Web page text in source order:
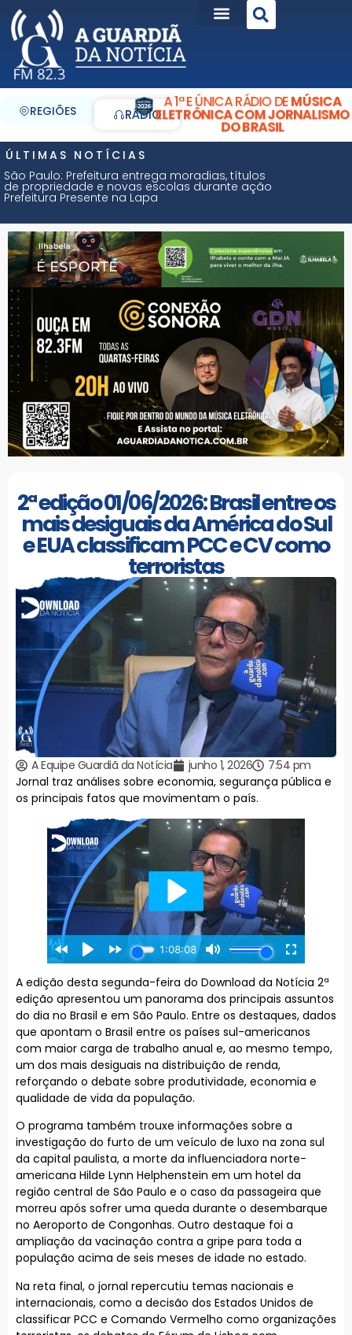
REGIÕES RÁDIO
A 1ª E ÚNICA RÁDIO DEMÚSICA
ELETRÔNICA COM JORNALISMO
DO BRASIL
ÚLTIMAS NOTÍCIAS
São Paulo: Prefeitura entrega moradias, títulos
de propriedade e novas escolas durante ação
Prefeitura Presente na Lapa
2ª edição 01/06/2026: Brasil entre os
mais desiguais da América do Sul
e EUA classificam PCC e CV como
terroristas
A Equipe Guardiã da Notícia junho 1, 2026
7:54 pm
Jornal traz análises sobre economia, segurança pública e
os principais fatos que movimentam o país.
A edição desta segunda-feira do Download da Notícia 2ª
edição apresentou um panorama dos principais assuntos
do dia no Brasil e em São Paulo. Entre os destaques, dados
que apontam o Brasil entre os países sul-americanos
com maior carga de trabalho anual e, ao mesmo tempo,
um dos mais desiguais na distribuição de renda,
reforçando o debate sobre produtividade, economia e
qualidade de vida da população.
O programa também trouxe informações sobre a
investigação do furto de um veículo de luxo na zona sul
da capital paulista, a morte da influenciadora norte-
americana Hilde Lynn Helphenstein em um hotel da
região central de São Paulo e o caso da passageira que
morreu após sofrer uma queda durante o desembarque
no Aeroporto de Congonhas. Outro destaque foi a
ampliação da vacinação contra a gripe para toda a
população acima de seis meses de idade no estado.
Na reta final, o jornal repercutiu temas nacionais e
internacionais, como a decisão dos Estados Unidos de
classificar PCC e Comando Vermelho como organizações